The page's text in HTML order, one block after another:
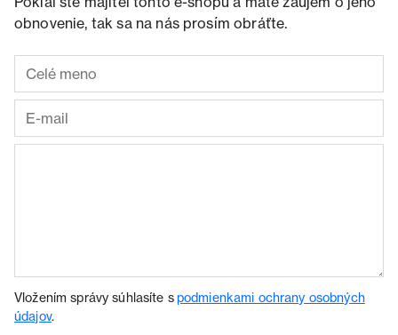
obnovenie, tak sa na nás prosím obráťte.
Vložením správy súhlasíte spodmienkami ochrany osobných
údajov.